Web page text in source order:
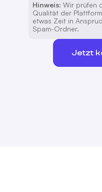
Hinweis: Wir prüfen
Qualität der
etwas Zeit in
Spam-Ordner.
Jetzt